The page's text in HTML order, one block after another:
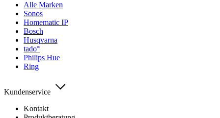
Alle Marken
Sonos
Homematic IP
Bosch
Husqvarna
tado°
Philips Hue
Ring
Kundenservice
Kontakt